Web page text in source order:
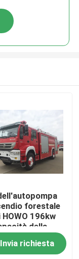
forestale
196kw
della
da 6
con la
Invia richiesta